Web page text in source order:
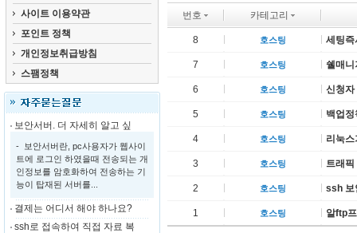
사이트 이용약관
포인트 정책
개인정보취급방침
스팸정책
보안서버. 더 자세히 알고 싶
- 보안서버란, pc사용자가 웹사이
트에 로그인 하였을때 전송되는 개
인정보를 암호화하여 전송하는 기
능이 탑재된 서버를...
결제는 어디서 해야 하나요?
ssh로 접속하여 직접 자료 복
번호 카테고리
8 호스팅 세팅즉
7 호스팅 쉘매
6 호스팅 신청자
5 호스팅 백업
4 호스팅 리눅
3 호스팅 트래
2 호스팅 ssh 보
1 호스팅 알ftp